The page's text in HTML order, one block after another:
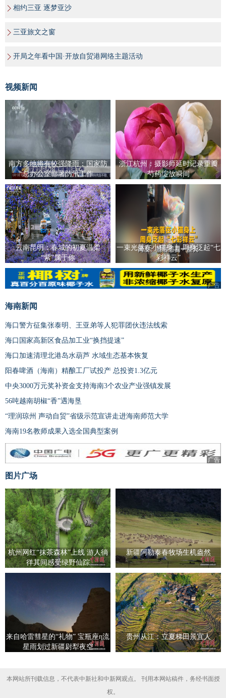
相约三亚 逐梦亚沙
三亚旅文之窗
开局之年看中国·开放自贸港网络主题活动
视频新闻
南方多地将有较强降雨：国家防
总办公室部署防汛工作
浙江杭州：摄影师延时记录重瓣
芍药绽放瞬间
云南昆明：春城的初夏温柔
“紫”属于你
一束光落在小猫身上 周身泛起“七
彩祥云”
广告
广告
海南新闻
海口警方征集张泰明、王亚弟等人犯罪团伙违法线索
海口国家高新区食品加工业“换挡提速”
海口加速清理北港岛水葫芦 水域生态基本恢复
阳春啤酒（海南）精酿工厂试投产 总投资1.3亿元
中央3000万元奖补资金支持海南3个农业产业强镇发展
56吨越南胡椒“香”遇海垦
“理润琼州 声动自贸”省级示范宣讲走进海南师范大学
海南19名教师成果入选全国典型案例
广告
图片广场
杭州网红“抹茶森林”上线 游人徜
徉其间感受绿野仙踪
新疆阿勒泰春牧场生机盎然
来自哈雷彗星的“礼物” 宝瓶座η流
星雨划过新疆尉犁夜空
贵州从江：立夏梯田景宜人
本网站所刊载信息，不代表中新社和中新网观点。 刊用本网站稿件，务经书面授
权。